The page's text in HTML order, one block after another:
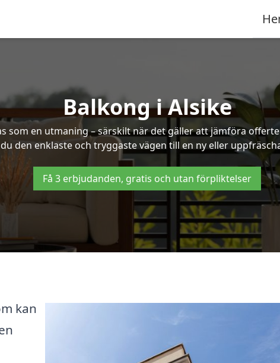
Balkong i Alsike
som en utmaning – särskilt när det gäller att jämföra
den enklaste och tryggaste vägen till en ny eller
Få 3 erbjudanden, gratis och utan förpliktelser
kan